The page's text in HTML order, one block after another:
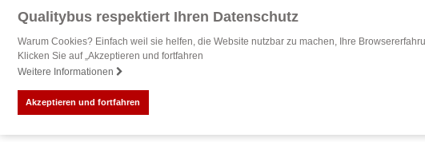
Qualitybus respektiert Ihren Datenschutz
Warum Cookies? Einfach weil sie helfen, die Website nutzbar zu machen, Ihre
Klicken Sie auf „Akzeptieren und fortfahren
Weitere Informationen
Akzeptieren und fortfahren